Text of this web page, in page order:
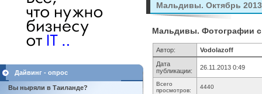
Дайвинг - опрос
Вы ныряли в Таиланде?
Мальдивы. Октябрь 2013
Мальдивы. Фотографии с
Автор:
Vodolazoff
Дата
публикации:
26.11.2013 0:49
Всего
просмотров:
4440